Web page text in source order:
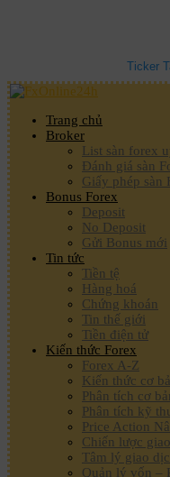
Ticker
Trang chủ
Broker
List sàn forex
Đánh giá sàn
Giấy phép sàn
Bonus Forex
Deposit
No Deposit
Gửi Bonus mới
Tin tức
Tiền tệ
Hàng hoá
Chứng khoán
Tin thế giới
Tiền điện tử
Kiến thức Forex
Forex A-Z
Kiến thức cơ
Phân tích cơ
Phân tích kỹ
Price Action
Chiến lược
Tâm lý giao
Quản lý vốn –